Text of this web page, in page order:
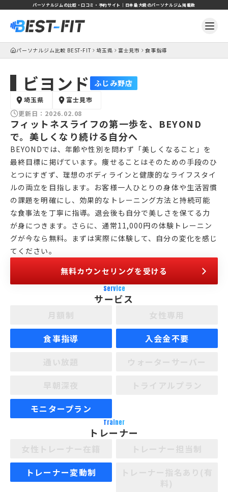
パーソナルジムの比較・口コミ・予約サイト｜日本最大級のパーソナルジム掲載数
パーソナルジム比較 BEST-FIT 埼玉県 富士見市 食事指導
ビヨンド ふじみ野店
埼玉県
富士見市
更新日： 2026.02.08
フィットネスライフの第一歩を、BEYOND
で。美しくなり続ける自分へ
BEYONDでは、年齢や性別を問わず「美しくなること」を
最終目標に掲げています。痩せることはそのための手段のひ
とつにすぎず、理想のボディラインと健康的なライフスタイ
ルの両立を目指します。お客様一人ひとりの身体や生活習慣
の課題を明確にし、効果的なトレーニング方法と持続可能
な食事法を丁寧に指導。退会後も自分で美しさを保てる力
が身につきます。さらに、通常11,000円の体験トレーニン
グが今なら無料。まずは実際に体験して、自分の変化を感じ
てください。
無料カウンセリングを受ける
Service
サービス
食事指導
入会金不要
モニタープラン
Trainer
トレーナー
トレーナー変動制